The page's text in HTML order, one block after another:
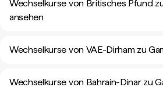
Wechselkurse von Britisches Pfund
ansehen
Wechselkurse von VAE-Dirham zu
Wechselkurse von Bahrain-Dinar zu